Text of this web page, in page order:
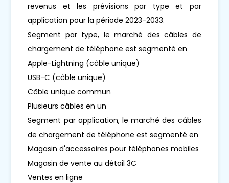
revenus et les prévisions par type et par
application pour la période 2023-2033.
Segment par type, le marché des câbles de
chargement de téléphone est segmenté en
Apple-Lightning (câble unique)
USB-C (câble unique)
Câble unique commun
Plusieurs câbles en un
Segment par application, le marché des câbles
de chargement de téléphone est segmenté en
Magasin d'accessoires pour téléphones mobiles
Magasin de vente au détail 3C
Ventes en ligne